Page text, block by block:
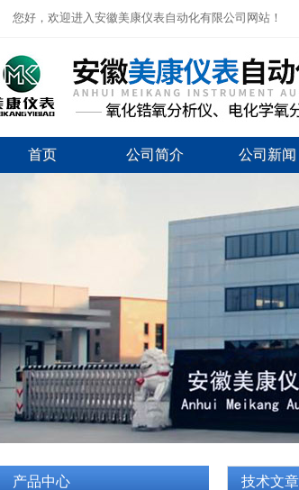
您好，欢迎进入安徽美康仪表自动化有限公司网站！
首页 公司简介 公司新闻
产品中心 技术文章